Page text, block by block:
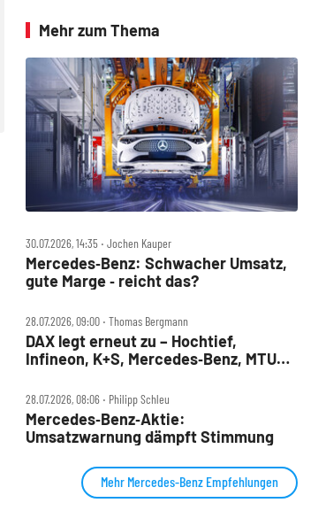
Mehr zum Thema
30.07.2026, 14:35 ‧ Jochen Kauper
Mercedes‑Benz: Schwacher Umsatz,
gute Marge ‑ reicht das?
28.07.2026, 09:00 ‧ Thomas Bergmann
DAX legt erneut zu – Hochtief,
Infineon, K+S, Mercedes‑Benz, MTU
28.07.2026, 08:06 ‧ Philipp Schleu
Mercedes‑Benz‑Aktie:
Umsatzwarnung dämpft Stimmung
Mehr Mercedes-Benz Empfehlungen